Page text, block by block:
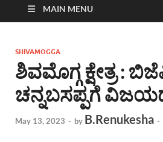
MAIN MENU
SHIVAMOGGA
ಶಿವಮೊಗ್ಗ ಕ್ಷೇತ್ರ :
ಚನ್ನಬಸಪ್ಪಗೆ
May 13, 2023 - by B.Renukesha -